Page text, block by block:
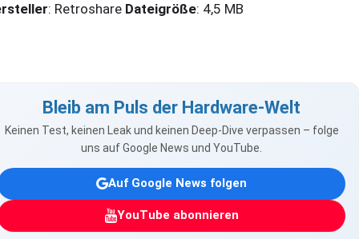
: Retroshare Dateigröße: 4,5 MB
Bleib am Puls der Hardware-Welt
Keinen Test, keinen Leak und keinen Deep-Dive verpassen – folge
uns auf Google News und YouTube.
Auf Google News folgen
YouTube abonnieren